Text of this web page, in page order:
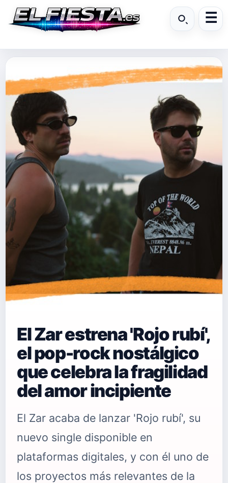
El Zar estrena 'Rojo rubí',
el pop-rock nostálgico
que celebra la fragilidad
del amor incipiente
El Zar acaba de lanzar 'Rojo rubí', su
nuevo single disponible en
plataformas digitales, y con él uno de
los proyectos más relevantes de la